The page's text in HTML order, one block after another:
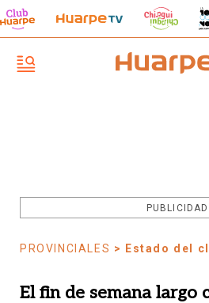
PUBLICIDAD
PROVINCIALES > Estado del
El fin de semana largo